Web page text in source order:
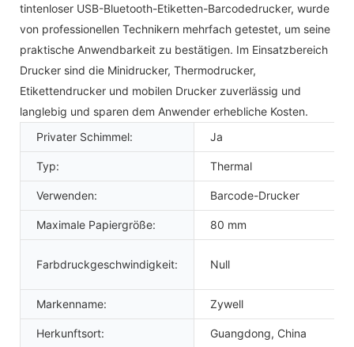
tintenloser USB-Bluetooth-Etiketten-Barcodedrucker, wurde
von professionellen Technikern mehrfach getestet, um seine
praktische Anwendbarkeit zu bestätigen. Im Einsatzbereich
Drucker sind die Minidrucker, Thermodrucker,
Etikettendrucker und mobilen Drucker zuverlässig und
langlebig und sparen dem Anwender erhebliche Kosten.
Privater Schimmel:
Ja
Typ: Thermal
Verwenden: Barcode-Drucker
Maximale Papiergröße: 80 mm
Farbdruckgeschwindigkeit: Null
Markenname: Zywell
Herkunftsort: Guangdong, China